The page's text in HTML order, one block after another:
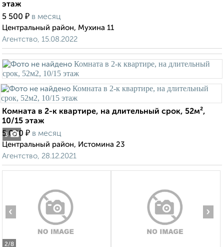
этаж
5 500 ₽ в месяц
Центральный район, Мухина 11
Агентство, 15.08.2022
3
Комната в 2-к квартире, на длительный срок, 52м²,
10/15 этаж
5 000 ₽ в месяц
Центральный район, Истомина 23
Агентство, 28.12.2021
2/8
‹ ›